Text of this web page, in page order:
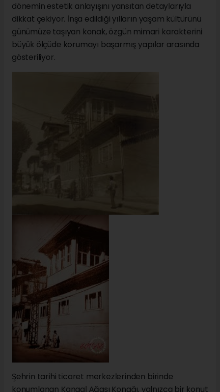
dönemin estetik anlayışını yansıtan detaylarıyla
dikkat çekiyor. İnşa edildiği yılların yaşam kültürünü
günümüze taşıyan konak, özgün mimari karakterini
büyük ölçüde korumayı başarmış yapılar arasında
gösteriliyor.
Şehrin tarihi ticaret merkezlerinden birinde
konumlanan Kangal Ağası Konağı, yalnızca bir konut